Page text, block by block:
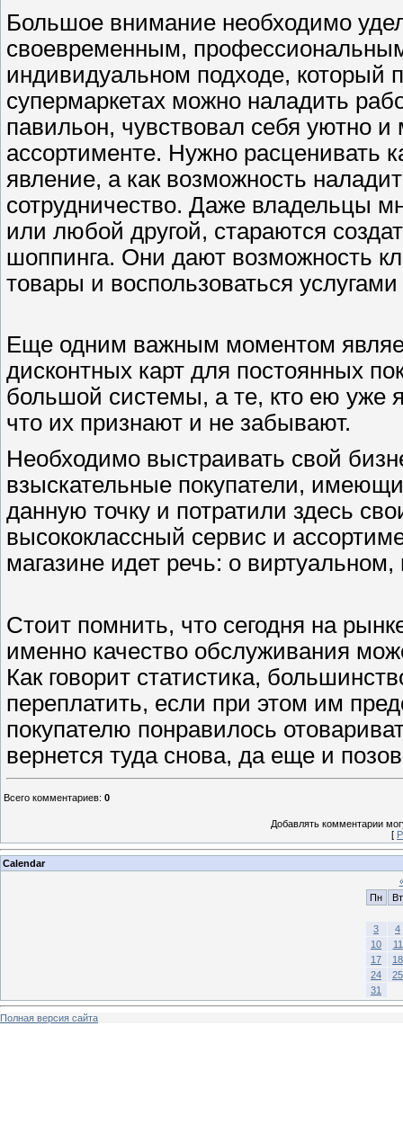
Большое внимание необходимо
своевременным,
индивидуальном подходе, который
супермаркетах можно наладить
павильон, чувствовал себя уютно и
ассортименте. Нужно расценивать
явление, а как возможность
сотрудничество. Даже владельцы
или любой другой, стараются
шоппинга. Они дают возможность
товары и воспользоваться
Еще одним важным моментом
дисконтных карт для постоянных
большой системы, а те, кто ею уже
что их признают и не забывают.
Необходимо выстраивать свой
взыскательные покупатели,
данную точку и потратили здесь
высококлассный сервис и
магазине идет речь: о
Стоит помнить, что сегодня на
именно качество обслуживания
Как говорит статистика,
переплатить, если при этом им
покупателю понравилось
вернется туда снова, да еще и
Всего комментариев: 0
Добавлять комментарии
[
Calendar
Пн
Вт
3
4
10
11
17
18
24
25
31
Полная версия сайта